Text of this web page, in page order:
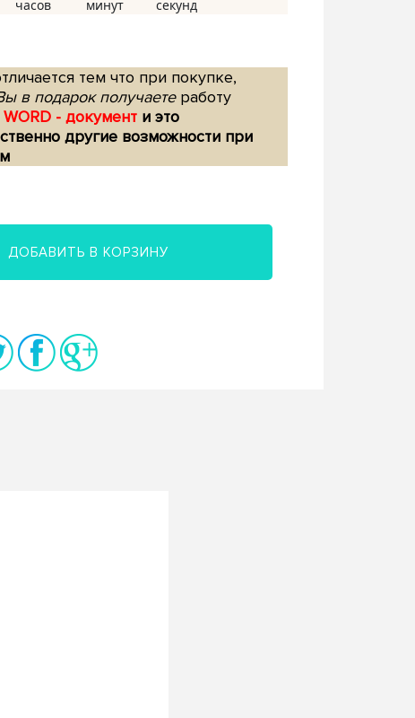
тем что при покупке,
в подарок получаетеработу
- документ и это
другие возможности при
ДОБАВИТЬ В КОРЗИНУ